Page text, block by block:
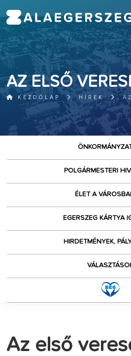
AZ ELSŐ
KEZDŐLAP HÍREK
POLGÁRMESTERI
ÉLET A
EGERSZEG KÁRTYA
HIRDETMÉNYEK,
Az első